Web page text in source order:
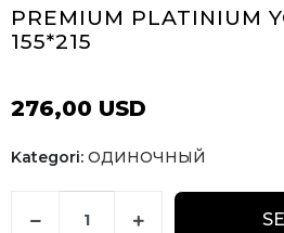
PREMIUM PLATINIUM
155*215
276,00 USD
Kategori: ОДИНОЧНЫЙ